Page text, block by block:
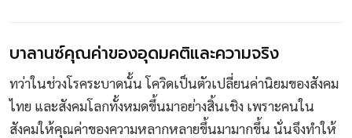
บาลานซ์คุณค่าของอุดมคติและความจริง
ทว่าในช่วงโรคระบาดนั้น โควิดเป็นตัวเปลี่ยนค่านิยมของสังคม
ไทย และสังคมโลกทั้งหมดขึ้นมาอย่างสิ้นเชิง เพราะคนใน
สังคมให้คุณค่าของความหลากหลายขึ้นมามากขึ้น นั่นจึงทำให้